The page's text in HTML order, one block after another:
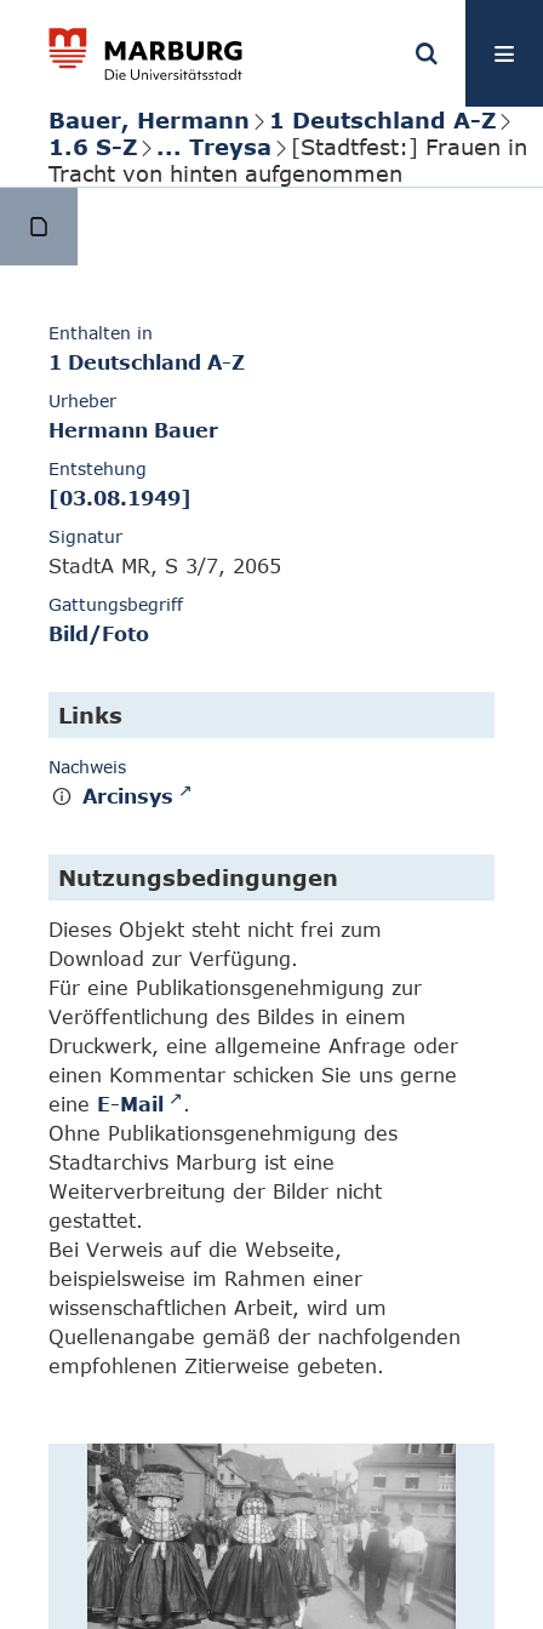
Bauer, Hermann
1 Deutschland A-Z
1.6 S-Z
... Treysa
[Stadtfest:] Frauen in
Tracht von hinten aufgenommen
Enthalten in
1 Deutschland A-Z
Urheber
Hermann Bauer
Entstehung
[03.08.1949]
Signatur
StadtA MR, S 3/7, 2065
Gattungsbegriff
Bild/Foto
Links
Nachweis
Arcinsys
Nutzungsbedingungen
Dieses Objekt steht nicht frei zum
Download zur Verfügung.
Für eine Publikationsgenehmigung zur
Veröffentlichung des Bildes in einem
Druckwerk, eine allgemeine Anfrage oder
einen Kommentar schicken Sie uns gerne
eine E-Mail
.
Ohne Publikationsgenehmigung des
Stadtarchivs Marburg ist eine
Weiterverbreitung der Bilder nicht
gestattet.
Bei Verweis auf die Webseite,
beispielsweise im Rahmen einer
wissenschaftlichen Arbeit, wird um
Quellenangabe gemäß der nachfolgenden
empfohlenen Zitierweise gebeten.